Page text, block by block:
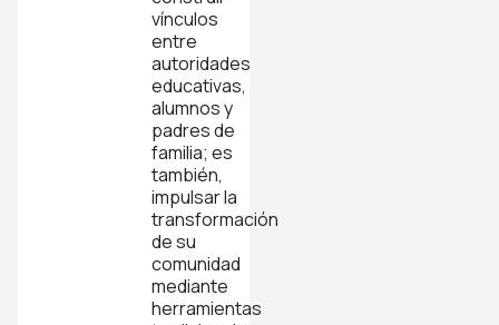
vínculos
entre
autoridades
educativas,
alumnos y
padres de
familia; es
también,
impulsar la
transformación
de su
comunidad
mediante
herramientas